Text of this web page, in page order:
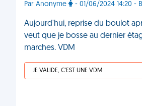
Par Anonyme - 01/06/2024 14:20 -
Aujourd'hui, reprise du boulot
veut que je bosse au dernier
marches. VDM
JE VALIDE, C'EST UNE VDM